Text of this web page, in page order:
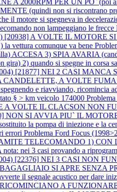
(quindi non si riscontrano
il motore si spegneva in
non lampeggiano le frecce
[20938] A VOLTE IL MOTORE
vettura comunque va bene
ACCESA 3) SPIA AVARIA
2) quando si spegne in corsa
[21877] NEI 2 CASI MANCA
CANDELETTE, A VOLTE
e riavviando, ricomincia
§ > km veicolo 174000
VOLTE IL CLACSON NON
NON SI AVVIA PIU` IL
la pompa di iniezione e la
errori Problema Ford Focus
TELECOMANDO 1)
3 casi provando a
[22376] NEI 3 CASI NON
SI APRE SENZA
il segnale acustico per dare
A FUNZIONARE